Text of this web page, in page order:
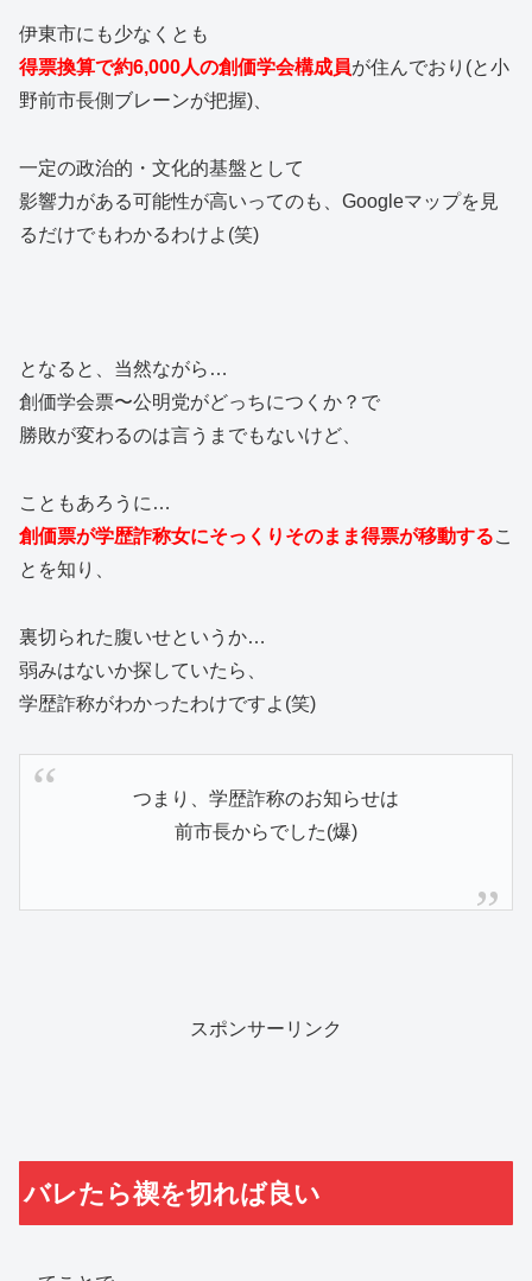
伊東市にも少なくとも
得票換算で約6,000人の創価学会構成員が住んでおり(と小
野前市長側ブレーンが把握)、
一定の政治的・文化的基盤として
影響力がある可能性が高いってのも、Googleマップを見
るだけでもわかるわけよ(笑)
となると、当然ながら…
創価学会票〜公明党がどっちにつくか？で
勝敗が変わるのは言うまでもないけど、
こともあろうに…
創価票が学歴詐称女にそっくりそのまま得票が移動するこ
とを知り、
裏切られた腹いせというか…
弱みはないか探していたら、
学歴詐称がわかったわけですよ(笑)
つまり、学歴詐称のお知らせは
前市長からでした(爆)
スポンサーリンク
バレたら禊を切れば良い